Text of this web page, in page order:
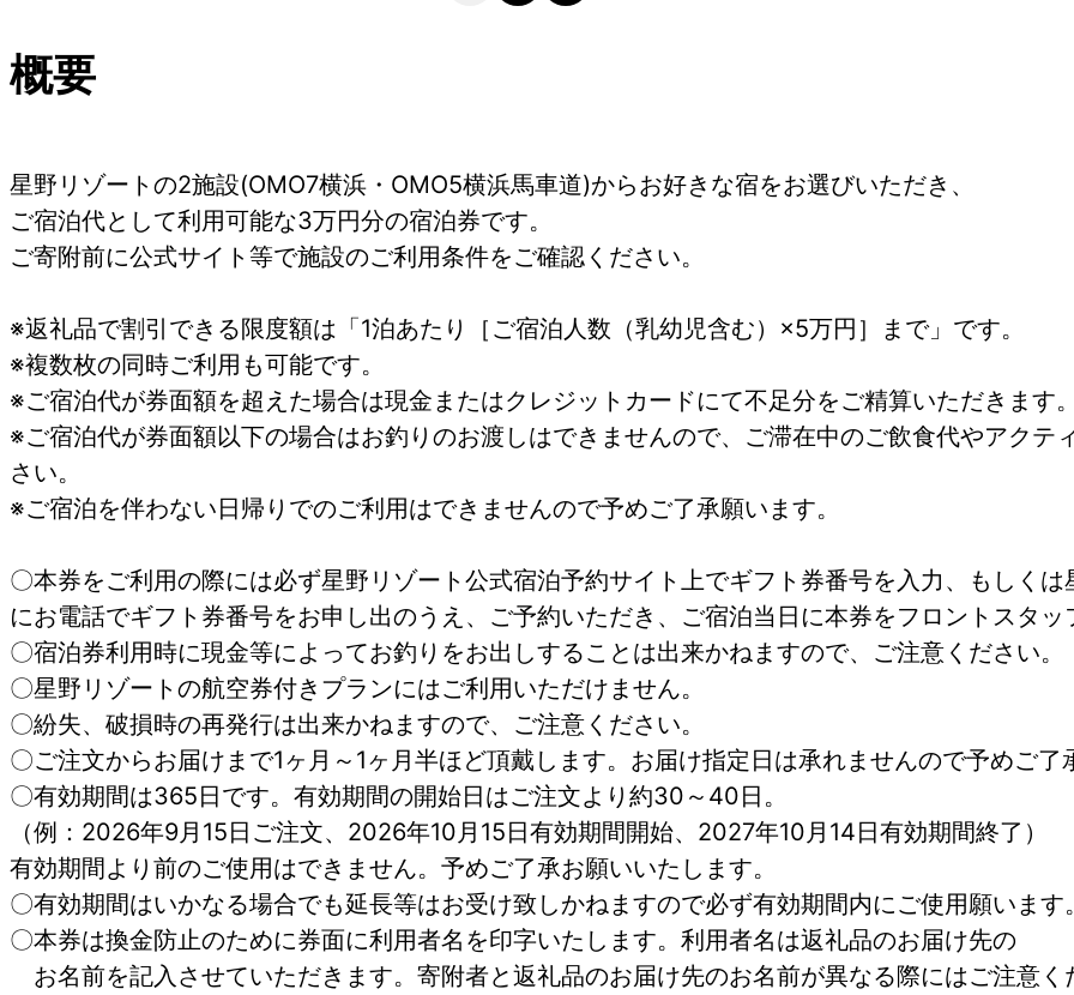
概要
星野リゾートの2施設(OMO7横浜・OMO5横浜馬車道)からお好きな宿をお選びいただき、
ご宿泊代として利用可能な3万円分の宿泊券です。
ご寄附前に公式サイト等で施設のご利用条件をご確認ください。
※返礼品で割引できる限度額は「1泊あたり［ご宿泊人数（乳幼児含む）×5万円］まで」です。
※複数枚の同時ご利用も可能です。
※ご宿泊代が券面額を超えた場合は現金またはクレジットカードにて不足分をご精算いただきます。
※ご宿泊代が券面額以下の場合はお釣りのお渡しはできませんので、ご滞在中のご飲食代やアクテ
さい。
※ご宿泊を伴わない日帰りでのご利用はできませんので予めご了承願います。
〇本券をご利用の際には必ず星野リゾート公式宿泊予約サイト上でギフト券番号を入力、もしく
にお電話でギフト券番号をお申し出のうえ、ご予約いただき、ご宿泊当日に本券をフロントスタッ
〇宿泊券利用時に現金等によってお釣りをお出しすることは出来かねますので、ご注意ください。
〇星野リゾートの航空券付きプランにはご利用いただけません。
〇紛失、破損時の再発行は出来かねますので、ご注意ください。
〇ご注文からお届けまで1ヶ月～1ヶ月半ほど頂戴します。お届け指定日は承れませんので予めご了
〇有効期間は365日です。有効期間の開始日はご注文より約30～40日。
（例：2026年9月15日ご注文、2026年10月15日有効期間開始、2027年10月14日有効期間終了）
有効期間より前のご使用はできません。予めご了承お願いいたします。
〇有効期間はいかなる場合でも延長等はお受け致しかねますので必ず有効期間内にご使用願います。
〇本券は換金防止のために券面に利用者名を印字いたします。利用者名は返礼品のお届け先の
お名前を記入させていただきます。寄附者と返礼品のお届け先のお名前が異なる際にはご注意く